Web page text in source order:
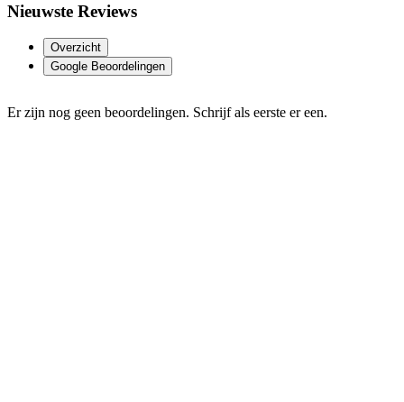
Nieuwste Reviews
Overzicht
Google Beoordelingen
Er zijn nog geen beoordelingen. Schrijf als eerste er een.